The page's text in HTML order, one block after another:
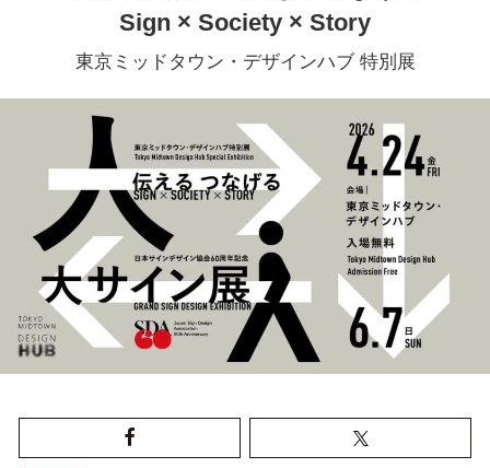
Sign × Society × Story
東京ミッドタウン・デザインハブ 特別展